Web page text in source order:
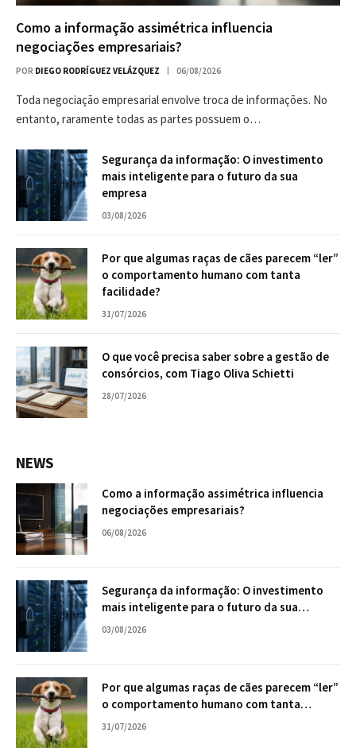
Como a informação assimétrica influencia
negociações empresariais?
POR DIEGO RODRÍGUEZ VELÁZQUEZ 06/08/2026
Toda negociação empresarial envolve troca de informações. No
entanto, raramente todas as partes possuem o…
Segurança da informação: O investimento
mais inteligente para o futuro da sua
empresa
03/08/2026
Por que algumas raças de cães parecem “ler”
o comportamento humano com tanta
facilidade?
31/07/2026
O que você precisa saber sobre a gestão de
consórcios, com Tiago Oliva Schietti
28/07/2026
NEWS
Como a informação assimétrica influencia
negociações empresariais?
06/08/2026
Segurança da informação: O investimento
mais inteligente para o futuro da sua
empresa
03/08/2026
Por que algumas raças de cães parecem “ler”
o comportamento humano com tanta
facilidade?
31/07/2026